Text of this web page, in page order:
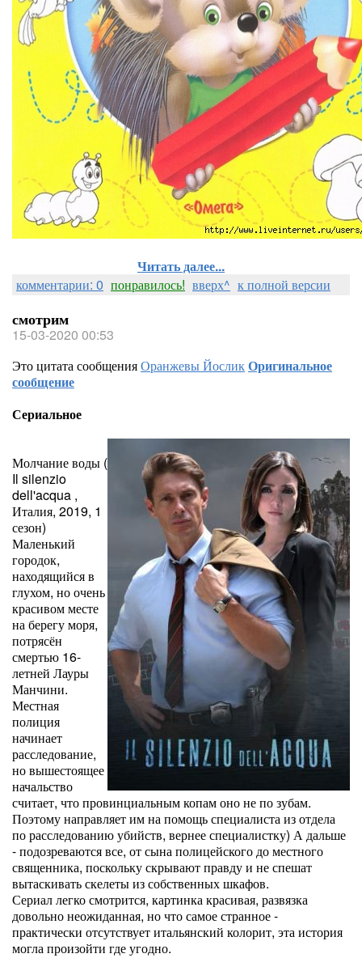
Читать далее...
комментарии: 0 понравилось! вверх^ к полной версии
смотрим
15-03-2020 00:53
Это цитата сообщенияОранжевы ЙосликОригинальное
сообщение
Сериальное
Молчание воды (
Il silenzio
dell'acqua ,
Италия, 2019, 1
сезон)
Маленький
городок,
находящийся в
глухом, но очень
красивом месте
на берегу моря,
потрясён
смертью 16-
летней Лауры
Манчини.
Местная
полиция
начинает
расследование,
но вышестоящее
начальство
считает, что провинциальным копам оно не по зубам.
Поэтому направляет им на помощь специалиста из отдела
по расследованию убийств, вернее специалистку) А дальше
- подозреваются все, от сына полицейского до местного
священника, поскольку скрывают правду и не спешат
вытаскивать скелеты из собственных шкафов.
Сериал легко смотрится, картинка красивая, развязка
довольно неожиданная, но что самое странное -
практически отсутствует итальянский колорит, эта история
могла произойти где угодно.